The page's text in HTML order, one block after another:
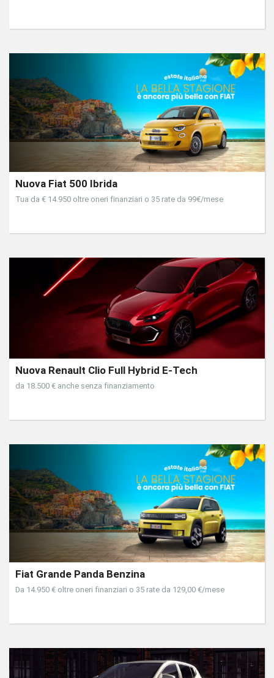
Nuova Fiat 500 Ibrida
Tua da € 14.950 oltre oneri finanziari o 35 rate da 99€/mese
Nuova Renault Clio Full Hybrid E-Tech
da 18.500 € anche senza finanziamento
Fiat Grande Panda Benzina
Da 14.950 € oltre oneri finanziari o 35 rate da 129,00 €/mese